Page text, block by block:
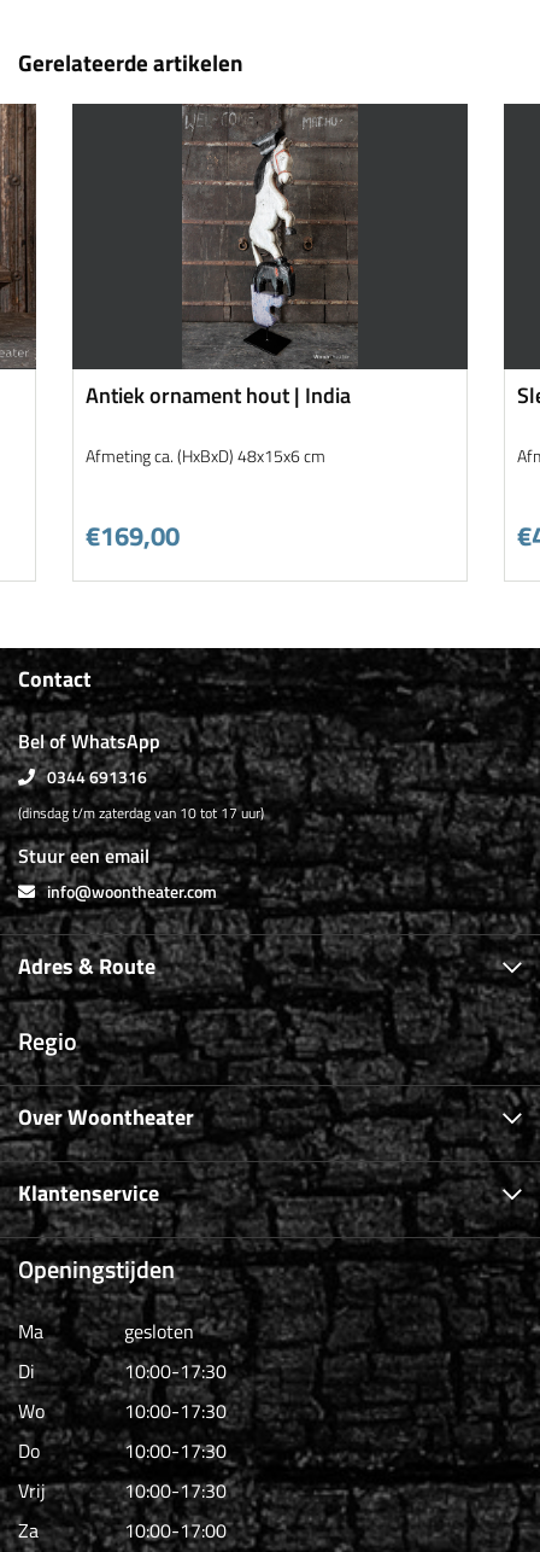
Gerelateerde artikelen
Antiek ornament hout | India
Afmeting ca. (HxBxD) 48x15x6 cm
€169,00
Contact
Bel of WhatsApp
0344 691316
(dinsdag t/m zaterdag van 10 tot 17 uur)
Stuur een email
info@woontheater.com
Adres & Route
Regio
Over Woontheater
Klantenservice
Openingstijden
Ma
gesloten
Di
10:00-17:30
Wo
10:00-17:30
Do
10:00-17:30
Vrij
10:00-17:30
Za
10:00-17:00